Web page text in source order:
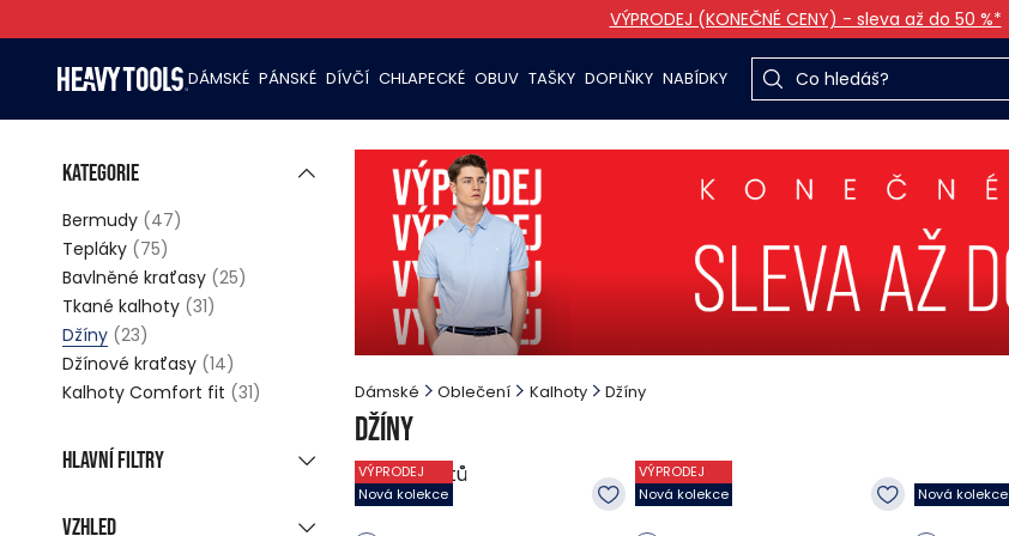
VÝPRODEJ (KONEČNÉ CENY) - sleva až do 50 %*
DÁMSKÉ PÁNSKÉ DÍVČÍ CHLAPECKÉ OBUV TAŠKY DOPLŇKY NABÍDKY
Dámské Oblečení Kalhoty Džíny
Džíny
23produktů
VÝPRODEJ
Nová kolekce
VÝPRODEJ
Nová kolekce
Nová kolekce
Kategorie
Bermudy (47)
Tepláky (75)
Bavlněné kraťasy (25)
Tkané kalhoty (31)
Džíny (23)
Džínové kraťasy (14)
Kalhoty Comfort fit (31)
Hlavní filtry
Vzhled